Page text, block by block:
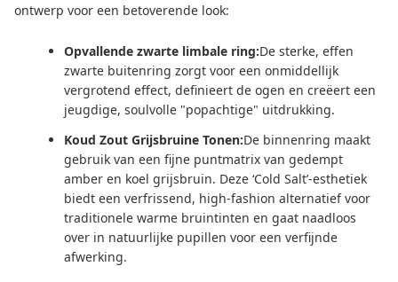
ontwerp voor een betoverende look:
Opvallende zwarte limbale ring:De sterke, effen
zwarte buitenring zorgt voor een onmiddellijk
vergrotend effect, definieert de ogen en creëert een
jeugdige, soulvolle "popachtige" uitdrukking.
Koud Zout Grijsbruine Tonen:De binnenring maakt
gebruik van een fijne puntmatrix van gedempt
amber en koel grijsbruin. Deze ‘Cold Salt’-esthetiek
biedt een verfrissend, high-fashion alternatief voor
traditionele warme bruintinten en gaat naadloos
over in natuurlijke pupillen voor een verfijnde
afwerking.